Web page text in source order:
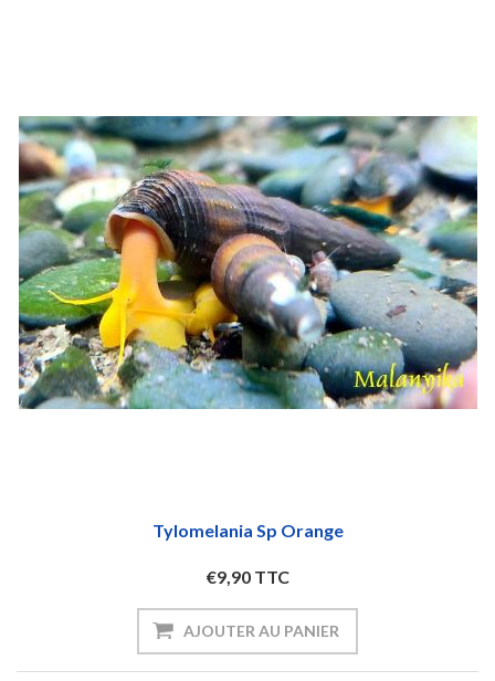
Tylomelania Sp Orange
€9,90 TTC
AJOUTER AU PANIER